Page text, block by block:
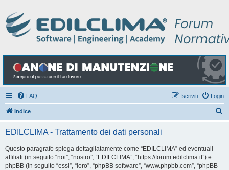
FAQ Login
Iscriviti
Indice
EDILCLIMA - Trattamento dei dati personali
Questo paragrafo spiega dettagliatamente come “EDILCLIMA” ed eventuali
affiliati (in seguito “noi”, “nostro”, “EDILCLIMA”, “https://forum.edilclima.it”) e
phpBB (in seguito “essi”, “loro”, “phpBB software”, “www.phpbb.com”, “phpBB